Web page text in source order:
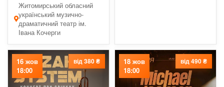
Житомирський обласний
український музично-
драматичний театр ім.
Івана Кочерги
16 жов
18:00
від 380 ₴
18 жов
18:00
від 490 ₴